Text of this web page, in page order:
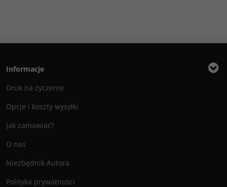
Informacje
Druk na życzenie
Opcje i koszty wysyłki
Jak zamawiać?
O nas
Niezbędnik Autora
Polityka prywatności